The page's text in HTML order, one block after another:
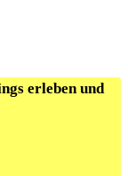
erleben und